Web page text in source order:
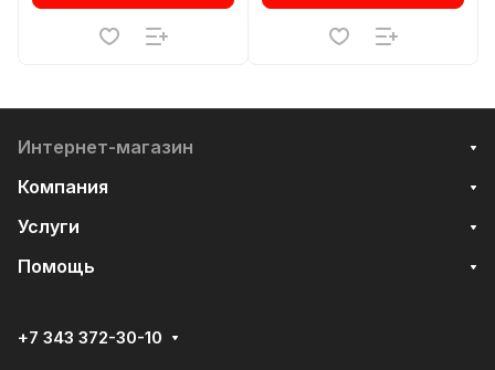
Интернет-магазин
Компания
Услуги
Помощь
+7 343 372-30-10